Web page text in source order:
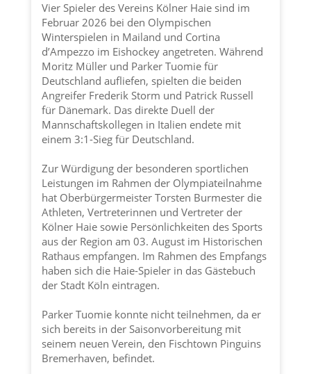
Vier Spieler des Vereins Kölner Haiesind im
Februar 2026 bei den Olympischen
Winterspielen in Mailand und Cortina
d’Ampezzo im Eishockey angetreten. Während
Moritz Müller und Parker Tuomie für
Deutschland aufliefen, spielten die beiden
Angreifer Frederik Storm und Patrick Russell
für Dänemark. Das direkte Duell der
Mannschaftskollegen in Italien endete mit
einem 3:1-Sieg für Deutschland.
Zur Würdigung der besonderen sportlichen
Leistungen im Rahmen der Olympiateilnahme
hat Oberbürgermeister Torsten Burmester die
Athleten, Vertreterinnen und Vertreter der
Kölner Haiesowie Persönlichkeiten des Sports
aus der Region am 03. August im Historischen
Rathaus empfangen. Im Rahmen des Empfangs
haben sich die Haie-Spieler in das Gästebuch
der Stadt Köln eintragen.
Parker Tuomie konnte nicht teilnehmen, da er
sich bereits in der Saisonvorbereitung mit
seinem neuen Verein, den Fischtown Pinguins
Bremerhaven, befindet.